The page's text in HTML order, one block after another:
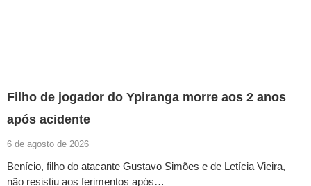
Filho de jogador do Ypiranga morre aos 2 anos
após acidente
6 de agosto de 2026
Benício, filho do atacante Gustavo Simões e de Letícia Vieira,
não resistiu aos ferimentos após…